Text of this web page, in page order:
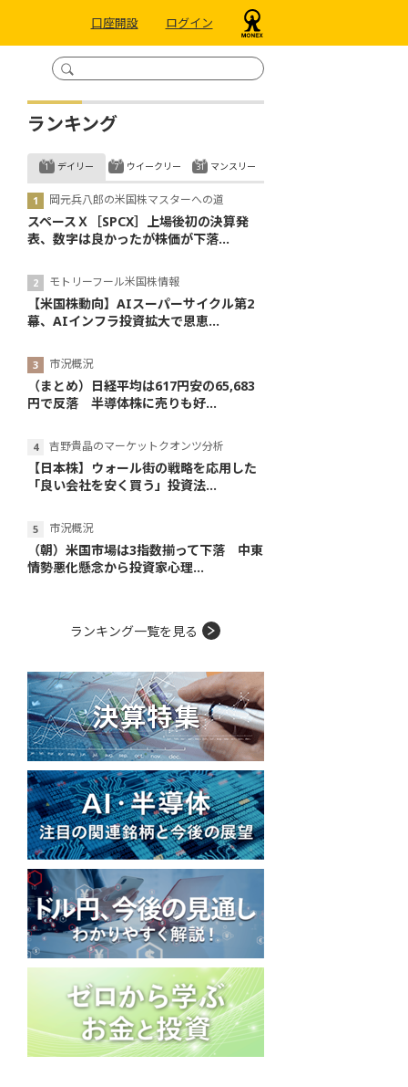
口座開設 ログイン
ランキング
デイリー
岡元兵八郎の米国株マスターへの道
スペースＸ［SPCX］上場後初の決算発
表、数字は良かったが株価が下落...
モトリーフール米国株情報
【米国株動向】AIスーパーサイクル第2
幕、AIインフラ投資拡大で恩恵...
市況概況
（まとめ）日経平均は617円安の65,683
円で反落 半導体株に売りも好...
吉野貴晶のマーケットクオンツ分析
【日本株】ウォール街の戦略を応用した
「良い会社を安く買う」投資法...
市況概況
（朝）米国市場は3指数揃って下落 中東
情勢悪化懸念から投資家心理...
ウイークリー マンスリー
ランキング一覧を見る